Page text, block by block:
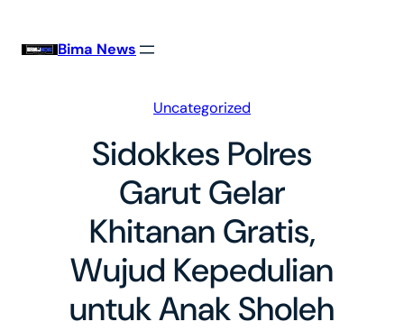
Bima News
Uncategorized
Sidokkes Polres
Garut Gelar
Khitanan Gratis,
Wujud Kepedulian
untuk Anak Sholeh